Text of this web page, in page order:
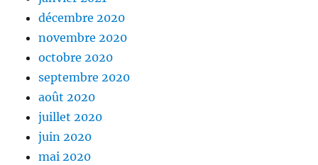
décembre 2020
novembre 2020
octobre 2020
septembre 2020
août 2020
juillet 2020
juin 2020
mai 2020